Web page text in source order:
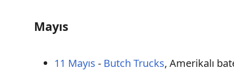
Mayıs
11 Mayıs - Butch Trucks, Amerikalı